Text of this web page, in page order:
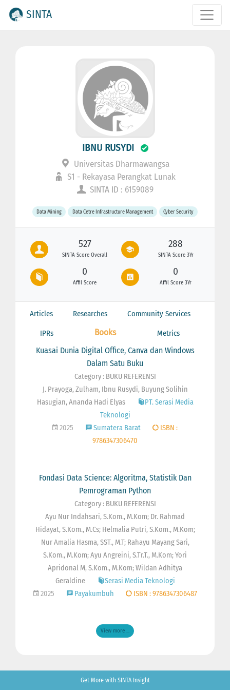
SINTA
IBNU RUSYDI
Universitas Dharmawangsa
S1 - Rekayasa Perangkat Lunak
SINTA ID : 6159089
Data Mining Data Cetre Infrastructure Management Cyber Security
527
SINTA Score Overall
288
SINTA Score 3Yr
0
Affil Score
0
Affil Score 3Yr
Articles Researches Community Services
IPRs Books Metrics
Kuasai Dunia Digital Office, Canva dan Windows
Dalam Satu Buku
Category : BUKU REFERENSI
J. Prayoga, Zulham, Ibnu Rusydi, Buyung Solihin
Hasugian, Ananda Hadi Elyas
PT. Serasi Media
Teknologi
2025
Sumatera Barat
ISBN :
9786347306470
Fondasi Data Science: Algoritma, Statistik Dan
Pemrograman Python
Category : BUKU REFERENSI
Ayu Nur Indahsari, S.Kom., M.Kom; Dr. Rahmad
Hidayat, S.Kom., M.Cs; Helmalia Putri, S.Kom., M.Kom;
Nur Amalia Hasma, SST., M.T; Rahayu Mayang Sari,
S.Kom., M.Kom; Ayu Angreini, S.Tr.T., M.Kom; Yori
Apridonal M, S.Kom., M.Kom; Wildan Adhitya
Geraldine
Serasi Media Teknologi
2025
Payakumbuh ISBN : 9786347306487
View more ...
Get More with SINTA Insight